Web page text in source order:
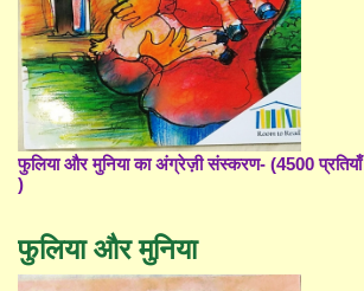
फुलिया और मुनिया का अंग्रेज़ी संस्करण- (4500 प्रतियाँ
)
फुलिया और मुनिया